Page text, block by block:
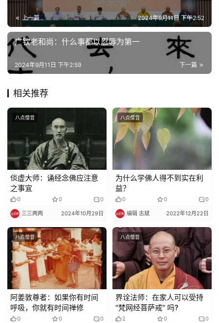
公
益
慈
善
教
物
寺
院
巡
礼
视
频
纪
录
佛
教
艺
术
登录 注册
上一篇 2024年9月11日 下午2:52
广钦老和尚：什么事都以忍辱为第一
下一篇
2024年9月11日 下午2:59
相关推荐
八点僧音
倓虚大师：诵经念佛应注意
之事宜
0 0 0
三三两两 2024年10月29日
八点僧音
为什么学佛人得不到实在利
益？
0 0 0
编辑 志斌 2022年12月22日
八点僧音
阿姜敦尊者：如果你有时间
呼吸，你就有时间禅修
0 0 0
八点僧音
界诠法师：在家人可以受持
“梵网经菩萨戒” 吗?
2 0 0